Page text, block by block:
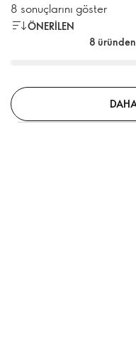
8 sonuçlarını göster
ÖNERILEN
8